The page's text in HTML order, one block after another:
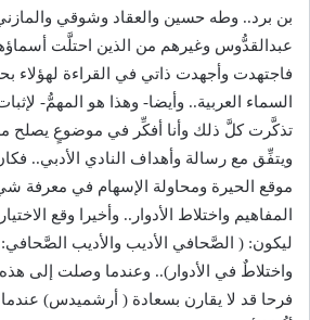
بن برد.. وطه حسين والعقاد وشوقي
عبدالقدُّوس وغيرهم من الذين احتلَّت
فاجتهدت وأجهدت ذاتي في القراءة لهؤلاء
السماء العربية.. وأيضا- وهذا هو المهمُّ-
تذكَّرت كلَّ ذلك وأنا أفكِّر في موضوعٍ يصلح
ويتفِّق مع رسالة وأهداف النادي الأدبي..
موقع الحيرة ومحاولة الإسهام في معرفة
المفاهيم واختلاط الأدوار.. وأخيرا وقع
ليكون: ( الصَّحافي الأديب والأديب
واختلاطٌ في الأدوار).. وعندما وصلت إلى
فرحا قد لا يقارن بسعادة ( أرشميدس)